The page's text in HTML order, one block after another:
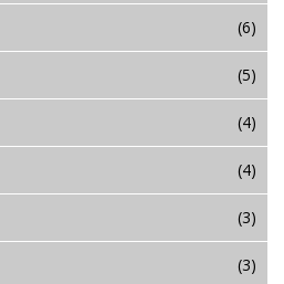
(6)
(5)
(4)
(4)
(3)
(3)